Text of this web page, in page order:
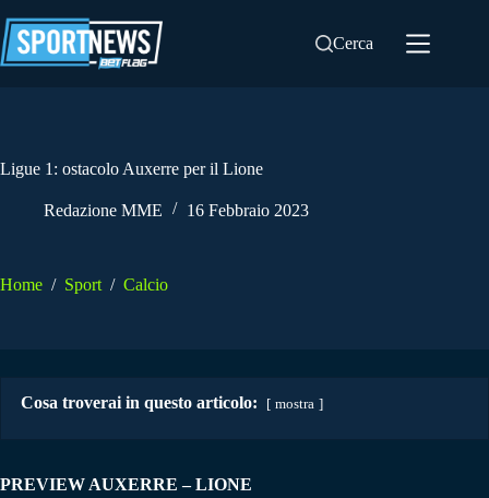
al
contenuto
Cerca
Ligue 1: ostacolo Auxerre per il Lione
Redazione MME 16 Febbraio 2023
Home / Sport / Calcio
Cosa troverai in questo articolo: mostra
PREVIEW AUXERRE – LIONE